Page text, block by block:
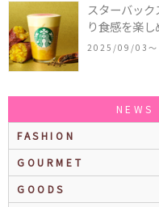
スターバッ
り食感を楽
ィー ラテ』
2025/09/03〜
NEWS
FASHION
GOURMET
GOODS